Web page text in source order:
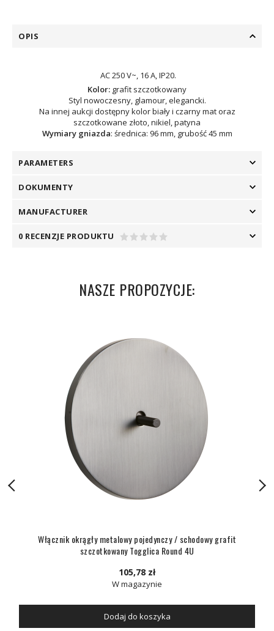
OPIS
AC 250 V~, 16 A, IP20.
Kolor: grafit szczotkowany
Styl nowoczesny, glamour, elegancki.
Na innej aukcji dostępny kolor biały i czarny mat oraz
szczotkowane złoto, nikiel, patyna
Wymiary gniazda: średnica: 96 mm, grubość 45 mm
PARAMETERS
DOKUMENTY
MANUFACTURER
0 RECENZJE PRODUKTU
NASZE PROPOZYCJE:
Włącznik okrągły metalowy pojedynczy / schodowy grafit
szczotkowany Togglica Round 4U
105,78 zł
W magazynie
Dodaj do koszyka